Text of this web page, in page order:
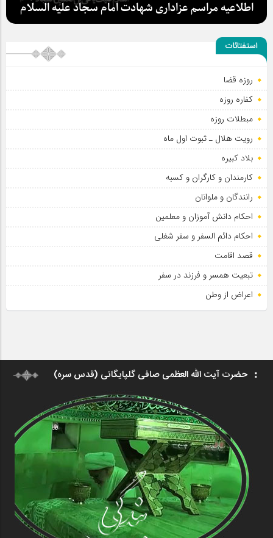
اطلاعیه مراسم عزاداری شهادت امام سجاد علیه السلام
استفتائات
روزه قضا
کفاره روزه
مبطلات روزه
رویت هلال ـ ثبوت اول ماه
بلاد کبیره
کارمندان و کارگران و کسبه
رانندگان و ملوانان
احکام دانش آموزان و معلمین
احکام دائم السفر و سفر شغلی
قصد اقامت
تبعیت همسر و فرزند در سفر
اعراض از وطن
حضرت آیت الله العظمی صافی گلپایگانی (قدس سره)